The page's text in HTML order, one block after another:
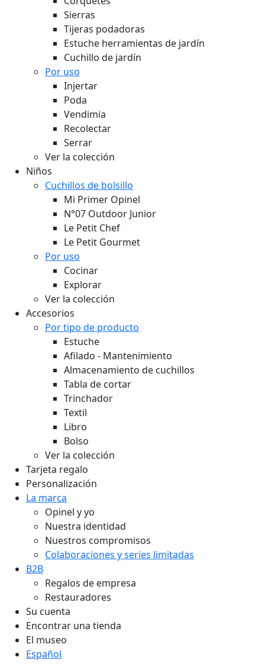
Sierras
Tijeras podadoras
Estuche herramientas de jardín
Cuchillo de jardín
Por uso
Injertar
Poda
Vendimia
Recolectar
Serrar
Ver la colección
Niños
Cuchillos de bolsillo
Mi Primer Opinel
N°07 Outdoor Junior
Le Petit Chef
Le Petit Gourmet
Por uso
Cocinar
Explorar
Ver la colección
Accesorios
Por tipo de producto
Estuche
Afilado - Mantenimiento
Almacenamiento de cuchillos
Tabla de cortar
Trinchador
Textil
Libro
Bolso
Ver la colección
Tarjeta regalo
Personalización
La marca
Opinel y yo
Nuestra identidad
Nuestros compromisos
Colaboraciones y series limitadas
B2B
Regalos de empresa
Restauradores
Su cuenta
Encontrar una tienda
El museo
Español